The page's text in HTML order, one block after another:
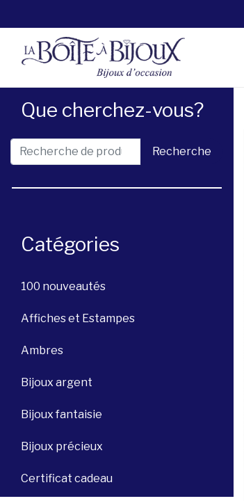
Que cherchez-vous?
Recherche pour : Recherche
Catégories
100 nouveautés
Affiches et Estampes
Ambres
Bijoux argent
Bijoux fantaisie
Bijoux précieux
Certificat cadeau